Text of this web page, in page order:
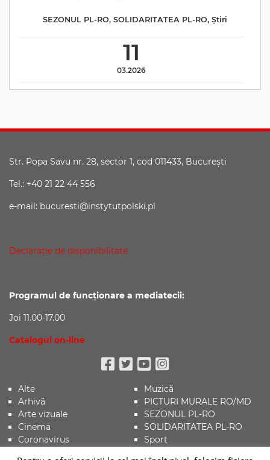
11
03.2026
SEZONUL PL-RO, SOLIDARITATEA PL-RO, Știri
Str. Popa Savu nr. 28, sector 1, cod 011433, Bucureşti
Tel.: +40 21 22 44 556
e-mail: bucuresti@instytutpolski.pl
Declaraţie de disponibilitate
Programul de funcționare a mediatecii:
Joi 11.00-17.00
Catalogul on-line
Facebook
Twitter
Youtube
Instagram
Alte
Arhivă
Arte vizuale
Cinema
Coronavirus
Muzică
PICTURI MURALE RO/MD
SEZONUL PL-RO
SOLIDARITATEA PL-RO
Sport